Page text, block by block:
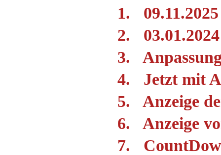
1.
2.
3.
4. Jetzt mit
5. Anzeige
6. Anzeige
7.